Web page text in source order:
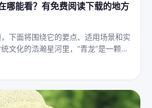
哪能看？有免费阅读下载的地方
下面将围绕它的要点、适用场景和实
文化的浩瀚星河里，“青龙”是一颗璀
雀、玄武并称“四灵”，雄踞东方，是